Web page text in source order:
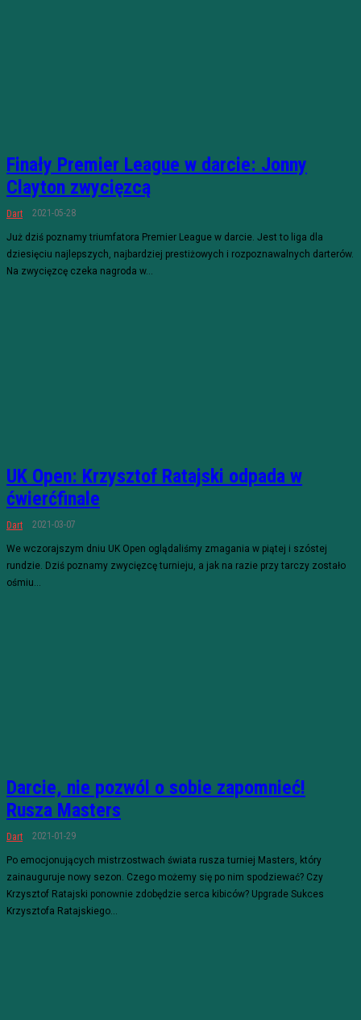
Finały Premier League w darcie: Jonny
Clayton zwycięzcą
Dart 2021-05-28
Już dziś poznamy triumfatora Premier League w darcie. Jest to liga dla
dziesięciu najlepszych, najbardziej prestiżowych i rozpoznawalnych darterów.
Na zwycięzcę czeka nagroda w...
UK Open: Krzysztof Ratajski odpada w
ćwierćfinale
Dart 2021-03-07
We wczorajszym dniu UK Open oglądaliśmy zmagania w piątej i szóstej
rundzie. Dziś poznamy zwycięzcę turnieju, a jak na razie przy tarczy zostało
ośmiu...
Darcie, nie pozwól o sobie zapomnieć!
Rusza Masters
Dart 2021-01-29
Po emocjonujących mistrzostwach świata rusza turniej Masters, który
zainauguruje nowy sezon. Czego możemy się po nim spodziewać? Czy
Krzysztof Ratajski ponownie zdobędzie serca kibiców? Upgrade Sukces
Krzysztofa Ratajskiego...